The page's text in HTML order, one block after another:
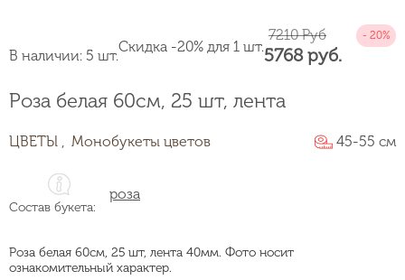
Роза белая 60см, 25 шт, лента
ЦВЕТЫ , Монобукеты цветов 45-55 см
Состав букета:
роза
Роза белая 60см, 25 шт, лента 40мм. Фото носит
ознакомительный характер.
В наличии: 5 шт.
Скидка -20% для 1 шт.5768 руб.
7210 Руб